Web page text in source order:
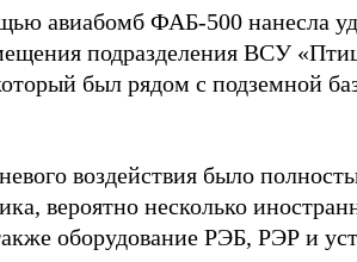
авиабомб ФАБ-500 нанесла
подразделения ВСУ
был рядом с подземной
воздействия было
вероятно несколько
оборудование РЭБ, РЭР и